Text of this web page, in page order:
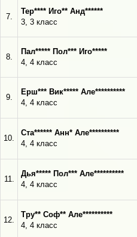
7.
Тер**** Иго** Анд******
3, 3 класс
8.
Пал***** Пол*** Иго*****
4, 4 класс
9.
Ерш*** Вик***** Але**********
4, 4 класс
10.
Ста****** Анн* Але**********
4, 4 класс
11.
Дья***** Пол*** Але**********
4, 4 класс
12.
Тру** Соф** Але**********
4, 4 класс